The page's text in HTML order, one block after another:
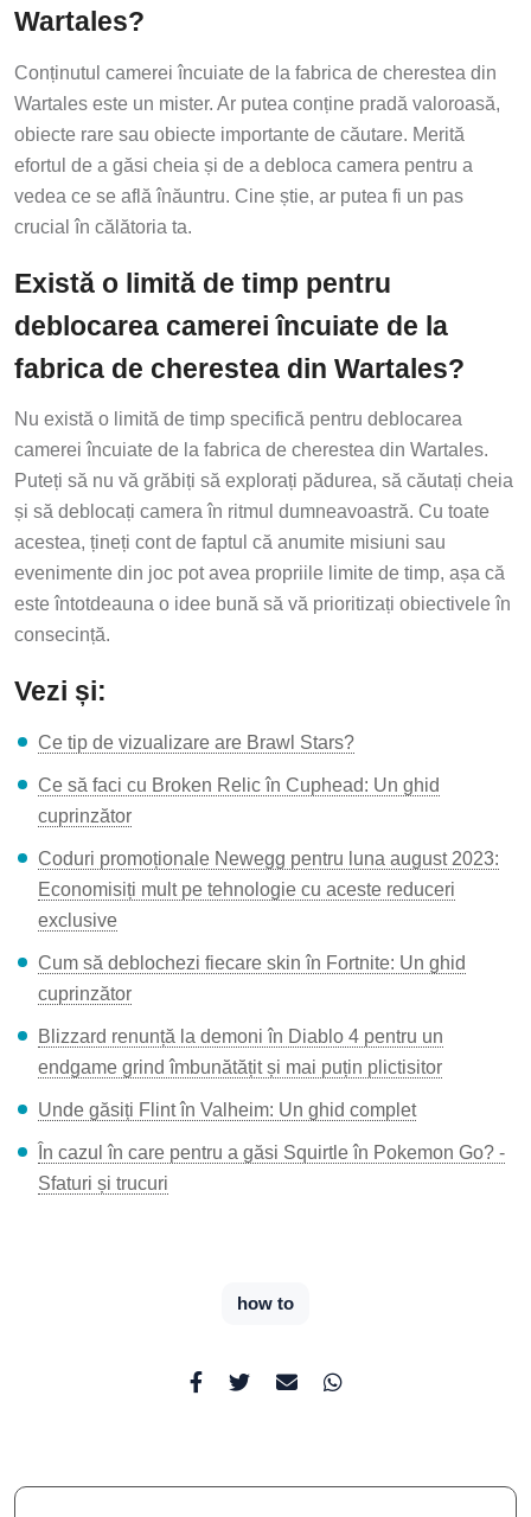
Wartales?
Conținutul camerei încuiate de la fabrica de cherestea din
Wartales este un mister. Ar putea conține pradă valoroasă,
obiecte rare sau obiecte importante de căutare. Merită
efortul de a găsi cheia și de a debloca camera pentru a
vedea ce se află înăuntru. Cine știe, ar putea fi un pas
crucial în călătoria ta.
Există o limită de timp pentru
deblocarea camerei încuiate de la
fabrica de cherestea din Wartales?
Nu există o limită de timp specifică pentru deblocarea
camerei încuiate de la fabrica de cherestea din Wartales.
Puteți să nu vă grăbiți să explorați pădurea, să căutați cheia
și să deblocați camera în ritmul dumneavoastră. Cu toate
acestea, țineți cont de faptul că anumite misiuni sau
evenimente din joc pot avea propriile limite de timp, așa că
este întotdeauna o idee bună să vă prioritizați obiectivele în
consecință.
Vezi și:
Ce tip de vizualizare are Brawl Stars?
Ce să faci cu Broken Relic în Cuphead: Un ghid
cuprinzător
Coduri promoționale Newegg pentru luna august 2023:
Economisiți mult pe tehnologie cu aceste reduceri
exclusive
Cum să deblochezi fiecare skin în Fortnite: Un ghid
cuprinzător
Blizzard renunță la demoni în Diablo 4 pentru un
endgame grind îmbunătățit și mai puțin plictisitor
Unde găsiți Flint în Valheim: Un ghid complet
În cazul în care pentru a găsi Squirtle în Pokemon Go? -
Sfaturi și trucuri
how to